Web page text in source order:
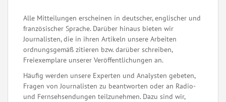
Alle Mitteilungen erscheinen in deutscher, englischer und
französischer Sprache. Darüber hinaus bieten wir
Journalisten, die in ihren Artikeln unsere Arbeiten
ordnungsgemäß zitieren bzw. darüber schreiben,
Freiexemplare unserer Veröffentlichungen an.
Häufig werden unsere Experten und Analysten gebeten,
Fragen von Journalisten zu beantworten oder an Radio-
und Fernsehsendungen teilzunehmen. Dazu sind wir,